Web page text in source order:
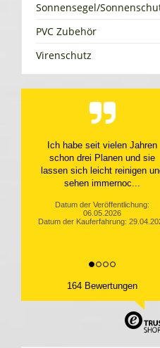
Sonnensegel/
PVC Zubehör
Virenschutz
Top Service, top Produkt
Datum der Veröffentlichung:
10.04.2026
Datum der Kauferfahrung:
164 Bewertungen